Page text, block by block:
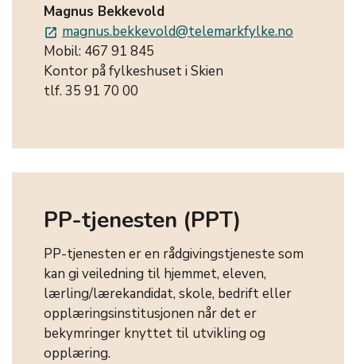
Magnus Bekkevold
launch magnus.bekkevold@telemarkfylke.no
Mobil: 467 91 845
Kontor på fylkeshuset i Skien
tlf. 35 91 70 00
PP-tjenesten (PPT)
PP-tjenesten er en rådgivingstjeneste som
kan gi veiledning til hjemmet, eleven,
lærling/lærekandidat, skole, bedrift eller
opplæringsinstitusjonen når det er
bekymringer knyttet til utvikling og
opplæring.